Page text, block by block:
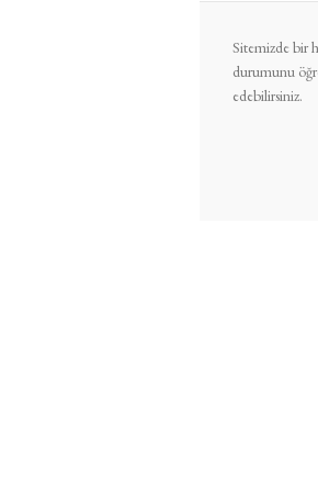
Sitemizde bir
durumunu
edebilirsiniz.